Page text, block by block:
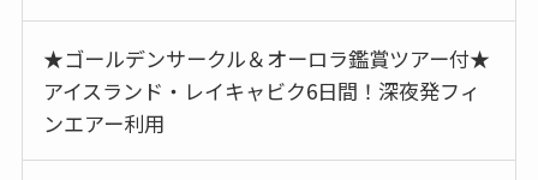
★ゴールデンサークル＆オーロラ鑑賞ツアー付★
アイスランド・レイキャビク6日間！深夜発フィ
ンエアー利用